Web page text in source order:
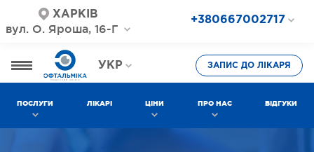
ХАРКІВ
вул. О. Яроша, 16-Г
+380667002717
+380577002717
УКР
РОС
ЗАПИС ДО ЛІКАРЯ
ПОСЛУГИ ЛІКАРІ ЦІНИ ПРО НАС ВІДГУКИ